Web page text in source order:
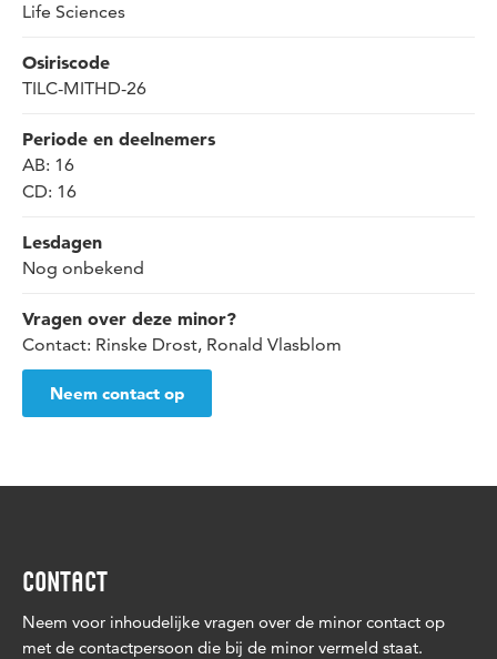
Life Sciences
Osiriscode
TILC-MITHD-26
Periode en deelnemers
AB: 16
CD: 16
Lesdagen
Nog onbekend
Vragen over deze minor?
Contact: Rinske Drost, Ronald Vlasblom
Neem contact op
CONTACT
Neem voor inhoudelijke vragen over de minor contact op
met de contactpersoon die bij de minor vermeld staat.